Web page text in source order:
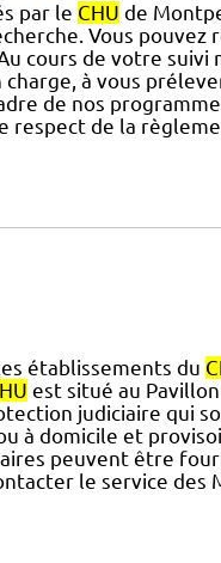
par le CHU de
Vous pouvez
cours de votre suivi
à vous
de nos
respect de la
établissements du
est situé au
judiciaire qui
à domicile et
peuvent être
le service des